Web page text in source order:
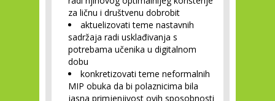
za ličnu i društvenu dobrobit
aktuelizovati teme nastavnih
sadržaja radi usklađivanja s
potrebama učenika u digitalnom
dobu
konkretizovati teme neformalnih
MIP obuka da bi polaznicima bila
jasna primjenjivost ovih sposobnosti